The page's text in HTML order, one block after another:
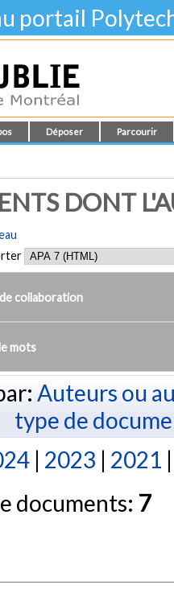
portail
Déposer Parcourir
DONT
collaboration
mots
Auteurs ou
type de
| 2023 | 2021
documents: 7